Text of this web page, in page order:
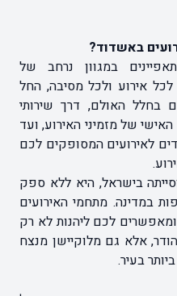
באשדוד?
במגוון נרחב של
אירוע ולכל מסיבה, החל
בחלל האולם, דרך שירותי
של מזמיני האירוע, ועד
לאירועים המסופקים לכם
בישראל, היא ללא ספק
במדינה. מתחמי האירועים
לכם ליהנות לא רק
אלא גם מלוקיישן מנצח
בעיר.